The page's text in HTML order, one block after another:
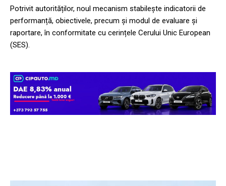
Potrivit autorităților, noul mecanism stabilește indicatorii de
performanță, obiectivele, precum și modul de evaluare și
raportare, în conformitate cu cerințele Cerului Unic European
(SES).